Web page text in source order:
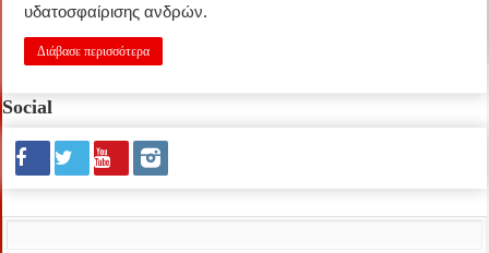
υδατοσφαίρισης ανδρών.
Διάβασε περισσότερα
Social